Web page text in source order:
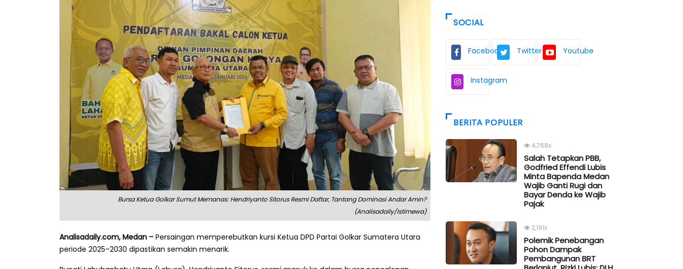
Bursa Ketua Golkar Sumut Memanas: Hendriyanto Sitorus Resmi Daftar, Tantang Dominasi Andar Amin?
(Analisadaily/Istimewa)
Analisadaily.com, Medan – Persaingan memperebutkan kursi Ketua DPD Partai Golkar Sumatera Utara
periode 2025–2030 dipastikan semakin menarik.
SOCIAL
Facebook Twitter Youtube
Instagram
BERITA POPULER
4,768x
Salah Tetapkan PBB,
Godfried Effendi Lubis
Minta Bapenda Medan
Wajib Ganti Rugi dan
Bayar Denda ke Wajib
Pajak
2,191x
Polemik Penebangan
Pohon Dampak
Pembangunan BRT